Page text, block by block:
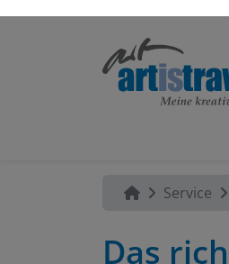
Service
Das